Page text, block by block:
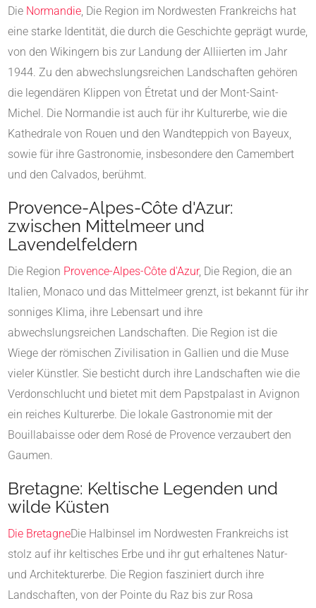
Die Normandie, Die Region im Nordwesten Frankreichs hat
eine starke Identität, die durch die Geschichte geprägt wurde,
von den Wikingern bis zur Landung der Alliierten im Jahr
1944. Zu den abwechslungsreichen Landschaften gehören
die legendären Klippen von Étretat und der Mont-Saint-
Michel. Die Normandie ist auch für ihr Kulturerbe, wie die
Kathedrale von Rouen und den Wandteppich von Bayeux,
sowie für ihre Gastronomie, insbesondere den Camembert
und den Calvados, berühmt.
Provence-Alpes-Côte d'Azur:
zwischen Mittelmeer und
Lavendelfeldern
Die Region Provence-Alpes-Côte d'Azur, Die Region, die an
Italien, Monaco und das Mittelmeer grenzt, ist bekannt für ihr
sonniges Klima, ihre Lebensart und ihre
abwechslungsreichen Landschaften. Die Region ist die
Wiege der römischen Zivilisation in Gallien und die Muse
vieler Künstler. Sie besticht durch ihre Landschaften wie die
Verdonschlucht und bietet mit dem Papstpalast in Avignon
ein reiches Kulturerbe. Die lokale Gastronomie mit der
Bouillabaisse oder dem Rosé de Provence verzaubert den
Gaumen.
Bretagne: Keltische Legenden und
wilde Küsten
Die BretagneDie Halbinsel im Nordwesten Frankreichs ist
stolz auf ihr keltisches Erbe und ihr gut erhaltenes Natur-
und Architekturerbe. Die Region fasziniert durch ihre
Landschaften, von der Pointe du Raz bis zur Rosa